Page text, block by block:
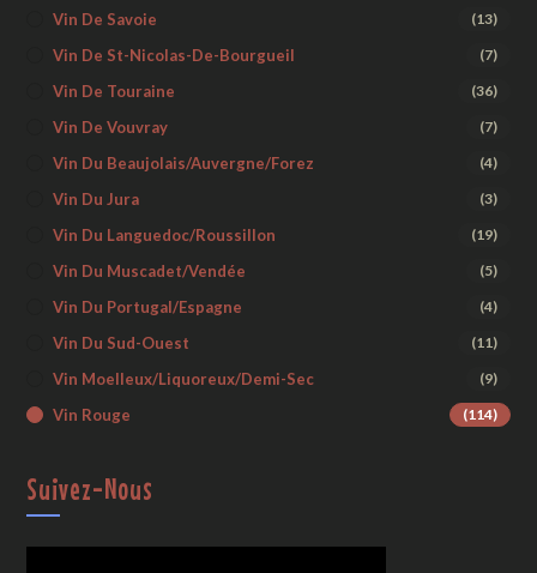
Vin De Savoie (13)
Vin De St-Nicolas-De-Bourgueil (7)
Vin De Touraine (36)
Vin De Vouvray (7)
Vin Du Beaujolais/Auvergne/Forez (4)
Vin Du Jura (3)
Vin Du Languedoc/Roussillon (19)
Vin Du Muscadet/Vendée (5)
Vin Du Portugal/Espagne (4)
Vin Du Sud-Ouest (11)
Vin Moelleux/liquoreux/demi-Sec (9)
Vin Rouge (114)
Suivez-Nous